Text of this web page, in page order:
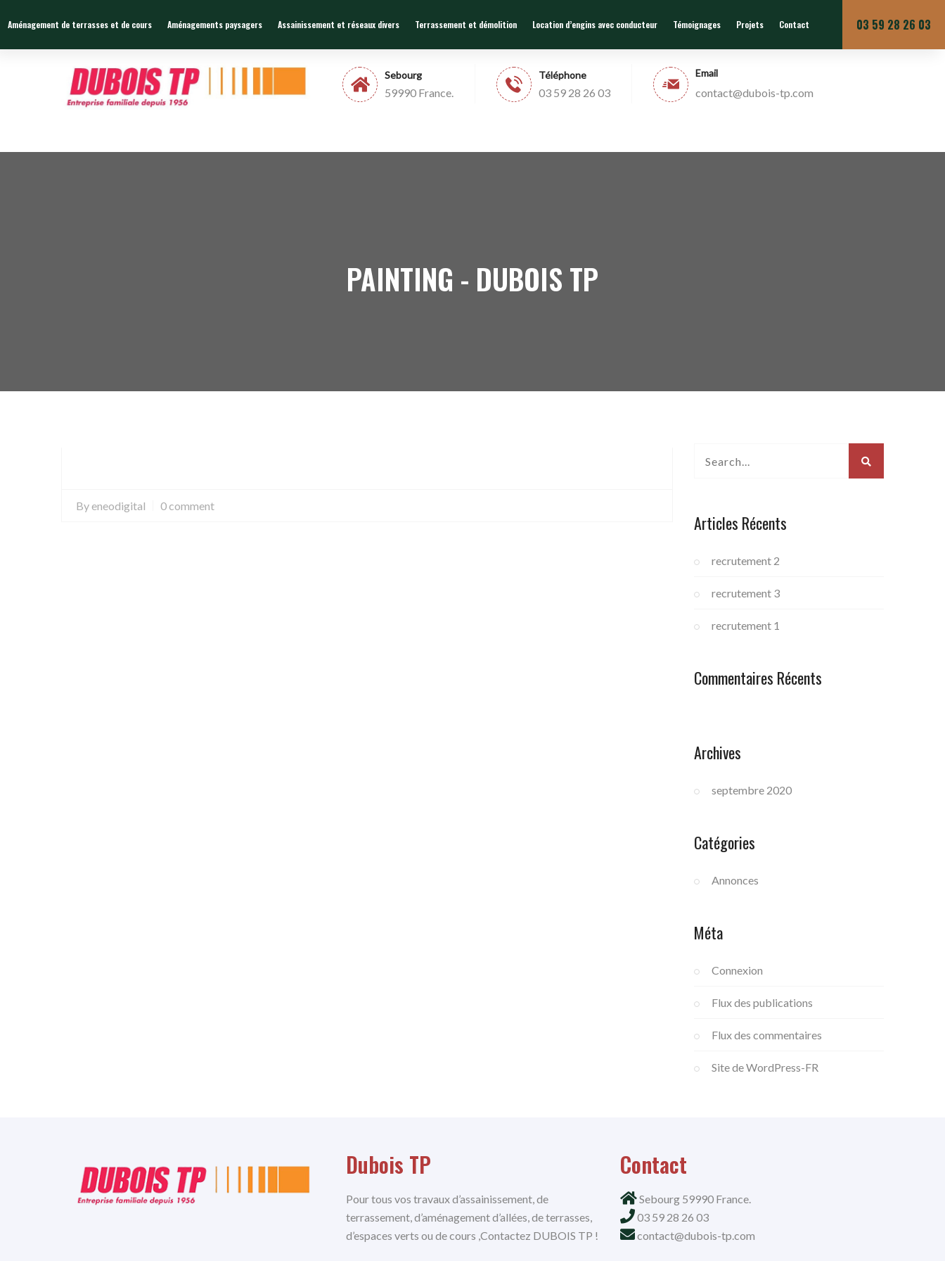
Du lundi au vendredi
Sebourg
59990 France.
Téléphone
03 59 28 26 03
Email
contact@dubois-tp.com
Aménagement de terrasses et de cours Aménagements paysagers Assainissement et réseaux divers Terrassement et démolition Location d’engins avec conducteur Témoignages Projets Contact 03 59 28 26 03
PAINTING - DUBOIS TP
By eneodigital 0 comment
Articles Récents
recrutement 2
recrutement 3
recrutement 1
Commentaires Récents
Archives
septembre 2020
Catégories
Annonces
Méta
Connexion
Flux des publications
Flux des commentaires
Site de WordPress-FR
Dubois TP
Pour tous vos travaux d’assainissement, de
terrassement, d’aménagement d’allées, de terrasses,
d’espaces verts ou de cours ,Contactez DUBOIS TP !
Contact
Sebourg 59990 France.
03 59 28 26 03
contact@dubois-tp.com